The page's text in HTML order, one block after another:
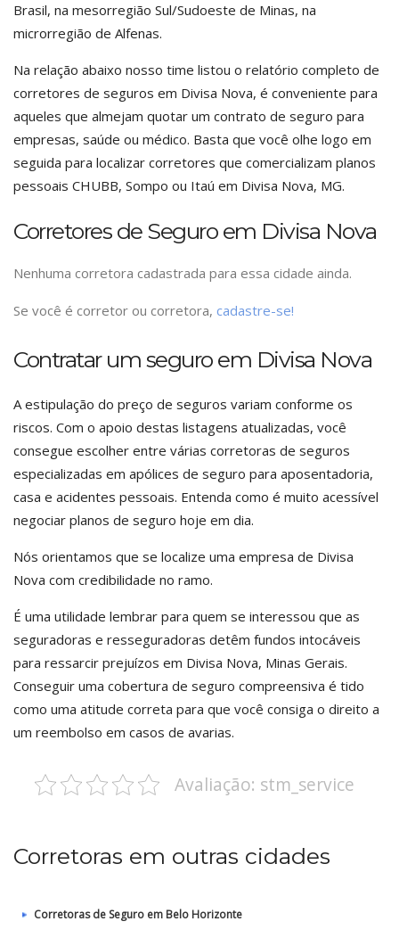
Brasil, na mesorregião Sul/Sudoeste de Minas, na
microrregião de Alfenas.
Na relação abaixo nosso time listou o relatório completo de
corretores de seguros em Divisa Nova, é conveniente para
aqueles que almejam quotar um contrato de seguro para
empresas, saúde ou médico. Basta que você olhe logo em
seguida para localizar corretores que comercializam planos
pessoais CHUBB, Sompo ou Itaú em Divisa Nova, MG.
Corretores de Seguro em Divisa Nova
Nenhuma corretora cadastrada para essa cidade ainda.
Se você é corretor ou corretora, cadastre-se!
Contratar um seguro em Divisa Nova
A estipulação do preço de seguros variam conforme os
riscos. Com o apoio destas listagens atualizadas, você
consegue escolher entre várias corretoras de seguros
especializadas em apólices de seguro para aposentadoria,
casa e acidentes pessoais. Entenda como é muito acessível
negociar planos de seguro hoje em dia.
Nós orientamos que se localize uma empresa de Divisa
Nova com credibilidade no ramo.
É uma utilidade lembrar para quem se interessou que as
seguradoras e resseguradoras detêm fundos intocáveis
para ressarcir prejuízos em Divisa Nova, Minas Gerais.
Conseguir uma cobertura de seguro compreensiva é tido
como uma atitude correta para que você consiga o direito a
um reembolso em casos de avarias.
Avaliação: stm_service
Corretoras em outras cidades
Corretoras de Seguro em Belo Horizonte